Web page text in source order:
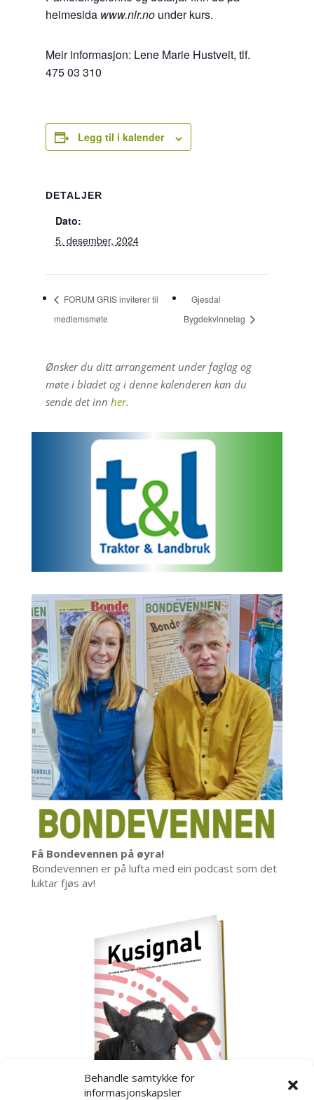
Behandle samtykke for
informasjonskapsler
heimesida www.nlr.no under kurs.
Meir informasjon: Lene Marie Hustveit, tlf.
475 03 310
Legg til i kalender
DETALJER
Dato:
5. desember, 2024
FORUM GRIS inviterer til
medlemsmøte
Gjesdal
Bygdekvinnelag
Ønsker du ditt arrangement under faglag og
møte i bladet og i denne kalenderen kan du
sende det inn her.
Få Bondevennen på øyra!
Bondevennen er på lufta med ein podcast som det
luktar fjøs av!